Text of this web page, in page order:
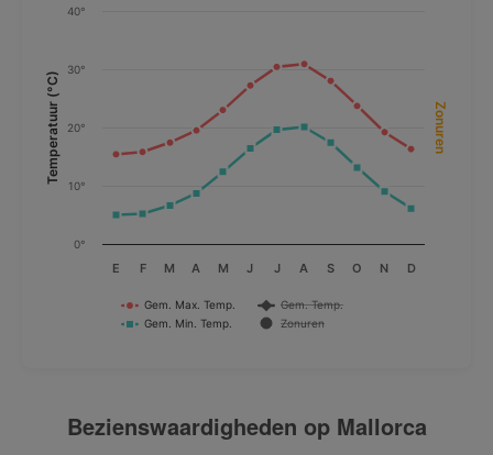
Combination chart with 4 data series.
The chart has 1 X axis displaying categories.
The chart has 2 Y axes displaying Temperatuur (°C), and Zonuren.
Temperatuur (°C) Zonuren
Gem. Max. Temp.
Gem. Temp.
Gem. Min. Temp.
Zonuren
E F M A M J J A S O N D
0°
10°
20°
30°
40°
Bezienswaardigheden op Mallorca